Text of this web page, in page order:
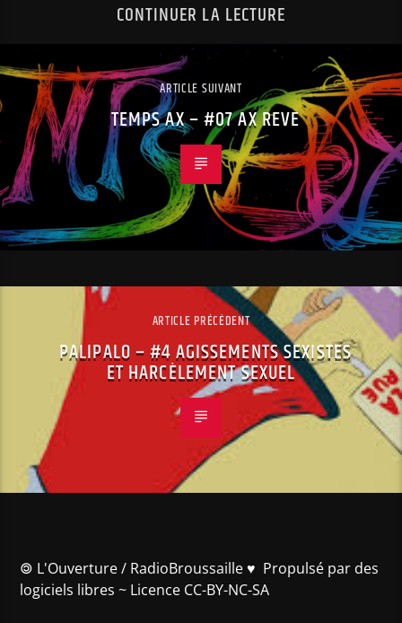
CONTINUER LA LECTURE
ARTICLE SUIVANT
TEMPS AX – #07 AX REVE
ARTICLE PRÉCÉDENT
PALIPALO – #4 AGISSEMENTS SEXISTES
ET HARCÈLEMENT SEXUEL
🄯 L'Ouverture / RadioBroussaille ♥️ Propulsé par des
logiciels libres ~ Licence CC-BY-NC-SA